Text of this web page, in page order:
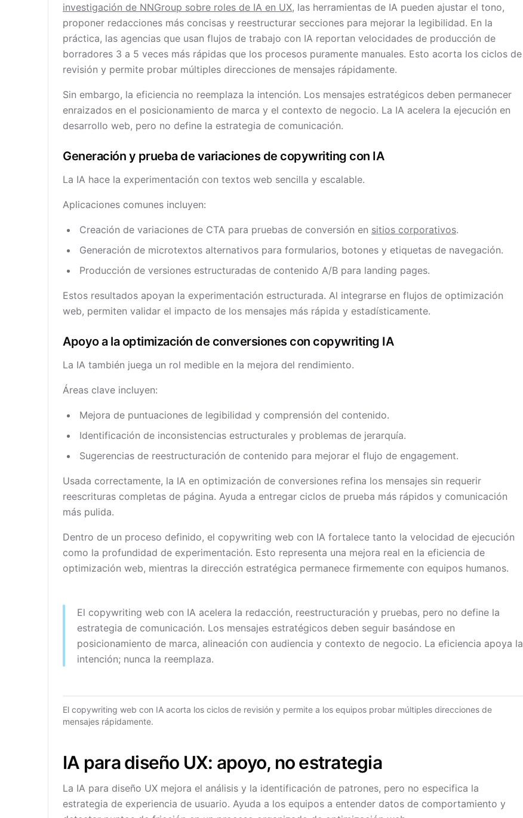
investigación de NNGroup sobre roles de IA en UX, las herramientas de IA pueden ajustar el tono,
proponer redacciones más concisas y reestructurar secciones para mejorar la legibilidad. En la
práctica, las agencias que usan flujos de trabajo con IA reportan velocidades de producción de
borradores 3 a 5 veces más rápidas que los procesos puramente manuales. Esto acorta los ciclos de
revisión y permite probar múltiples direcciones de mensajes rápidamente.
Sin embargo, la eficiencia no reemplaza la intención. Los mensajes estratégicos deben permanecer
enraizados en el posicionamiento de marca y el contexto de negocio. La IA acelera la ejecución en
desarrollo web, pero no define la estrategia de comunicación.
Generación y prueba de variaciones de copywriting con IA
La IA hace la experimentación con textos web sencilla y escalable.
Aplicaciones comunes incluyen:
Creación de variaciones de CTA para pruebas de conversión en sitios corporativos.
Generación de microtextos alternativos para formularios, botones y etiquetas de navegación.
Producción de versiones estructuradas de contenido A/B para landing pages.
Estos resultados apoyan la experimentación estructurada. Al integrarse en flujos de optimización
web, permiten validar el impacto de los mensajes más rápida y estadísticamente.
Apoyo a la optimización de conversiones con copywriting IA
La IA también juega un rol medible en la mejora del rendimiento.
Áreas clave incluyen:
Mejora de puntuaciones de legibilidad y comprensión del contenido.
Identificación de inconsistencias estructurales y problemas de jerarquía.
Sugerencias de reestructuración de contenido para mejorar el flujo de engagement.
Usada correctamente, la IA en optimización de conversiones refina los mensajes sin requerir
reescrituras completas de página. Ayuda a entregar ciclos de prueba más rápidos y comunicación
más pulida.
Dentro de un proceso definido, el copywriting web con IA fortalece tanto la velocidad de ejecución
como la profundidad de experimentación. Esto representa una mejora real en la eficiencia de
optimización web, mientras la dirección estratégica permanece firmemente con equipos humanos.
El copywriting web con IA acelera la redacción, reestructuración y pruebas, pero no define la
estrategia de comunicación. Los mensajes estratégicos deben seguir basándose en
posicionamiento de marca, alineación con audiencia y contexto de negocio. La eficiencia apoya la
intención; nunca la reemplaza.
El copywriting web con IA acorta los ciclos de revisión y permite a los equipos probar múltiples direcciones de
mensajes rápidamente.
IA para diseño UX: apoyo, no estrategia
La IA para diseño UX mejora el análisis y la identificación de patrones, pero no especifica la
estrategia de experiencia de usuario. Ayuda a los equipos a entender datos de comportamiento y